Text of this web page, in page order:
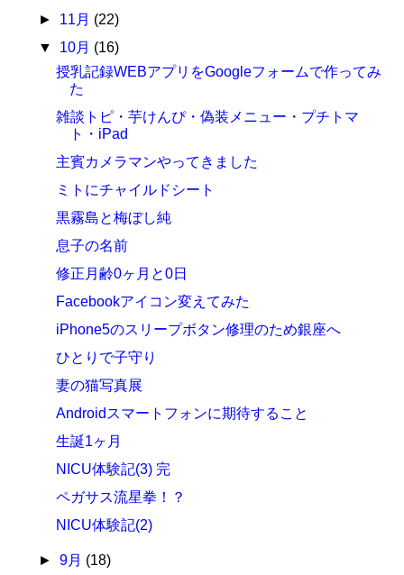
► 11月 (22)
▼ 10月 (16)
授乳記録WEBアプリをGoogleフォームで作ってみ
た
雑談トピ・芋けんぴ・偽装メニュー・プチトマ
ト・iPad
主賓カメラマンやってきました
ミトにチャイルドシート
黒霧島と梅ぼし純
息子の名前
修正月齢0ヶ月と0日
Facebookアイコン変えてみた
iPhone5のスリープボタン修理のため銀座へ
ひとりで子守り
妻の猫写真展
Androidスマートフォンに期待すること
生誕1ヶ月
NICU体験記(3) 完
ペガサス流星拳！？
NICU体験記(2)
► 9月 (18)